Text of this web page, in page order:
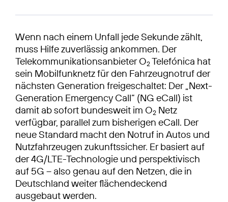
Wenn nach einem Unfall jede Sekunde zählt,
muss Hilfe zuverlässig ankommen. Der
Telekommunikationsanbieter O2Telefónica hat
sein Mobilfunknetz für den Fahrzeugnotruf der
nächsten Generation freigeschaltet: Der „Next-
Generation Emergency Call“ (NG eCall) ist
damit ab sofort bundesweit im O2 Netz
verfügbar, parallel zum bisherigen eCall. Der
neue Standard macht den Notruf in Autos und
Nutzfahrzeugen zukunftssicher. Er basiert auf
der 4G/LTE-Technologie und perspektivisch
auf 5G – also genau auf den Netzen, die in
Deutschland weiter flächendeckend
ausgebaut werden.